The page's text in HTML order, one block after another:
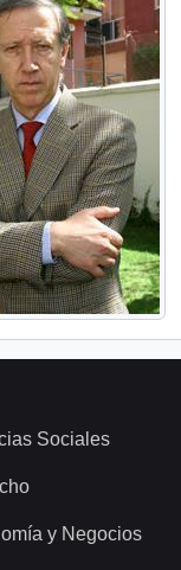
Sociales
y Negocios